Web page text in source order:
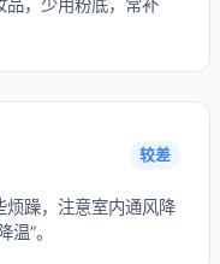
品，少用粉底，常补
较差
烦躁，注意室内通风降
”。